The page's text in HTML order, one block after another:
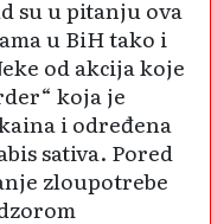
su u pitanju ova
u BiH tako i
od akcija koje
koja je
i određena
sativa. Pored
zloupo­trebe